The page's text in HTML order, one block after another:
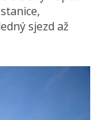
sjezd až